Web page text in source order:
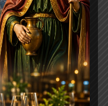
do Estado, e
como
RH, assessoria
esferas do poder
de impostos